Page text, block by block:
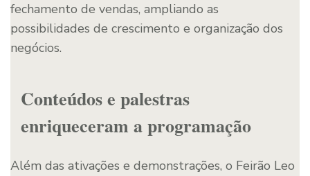
fechamento de vendas, ampliando as
possibilidades de crescimento e organização dos
negócios.
Conteúdos e palestras
enriqueceram a programação
Além das ativações e demonstrações, o Feirão Leo